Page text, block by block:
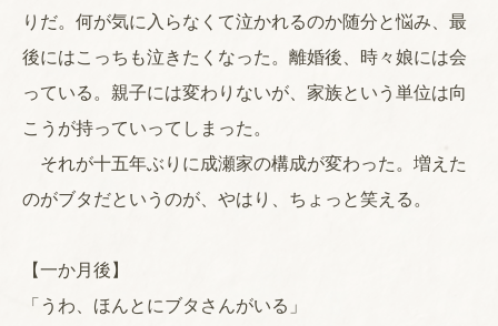
りだ。何が気に入らなくて泣かれるのか随分と悩み、最
後にはこっちも泣きたくなった。離婚後、時々娘には会
っている。親子には変わりないが、家族という単位は向
こうが持っていってしまった。
それが十五年ぶりに成瀬家の構成が変わった。増えた
のがブタだというのが、やはり、ちょっと笑える。
【一か月後】
「うわ、ほんとにブタさんがいる」